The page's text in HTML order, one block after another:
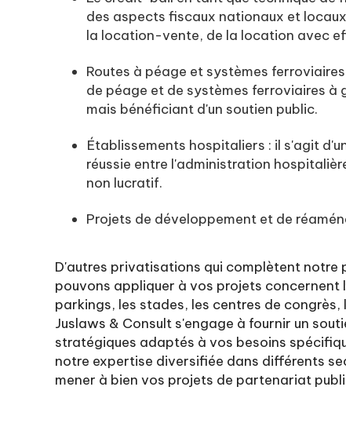
des aspects fiscaux nationaux et
la location-vente, de la location avec
Routes à péage et systèmes
de péage et de systèmes ferroviaires
mais bénéficiant d'un soutien public.
Établissements hospitaliers : il s'agit
réussie entre l'administration
non lucratif.
Projets de développement et de
D'autres privatisations qui complètent notre
pouvons appliquer à vos projets
parkings, les stades, les centres de
Juslaws & Consult s'engage à fournir un
stratégiques adaptés à vos besoins
notre expertise diversifiée dans différents
mener à bien vos projets de partenariat